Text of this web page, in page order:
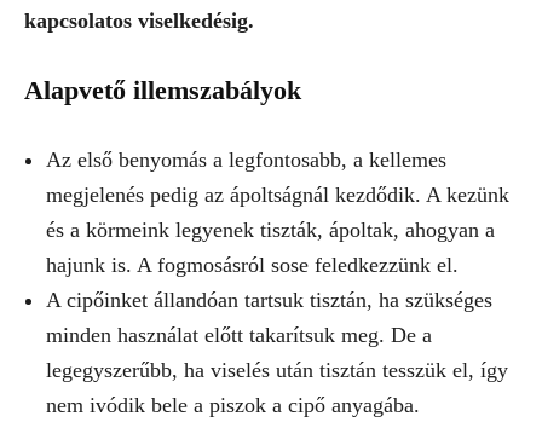
kapcsolatos viselkedésig.
Alapvető illemszabályok
Az első benyomás a legfontosabb, a kellemes
megjelenés pedig az ápoltságnál kezdődik. A kezünk
és a körmeink legyenek tiszták, ápoltak, ahogyan a
hajunk is. A fogmosásról sose feledkezzünk el.
A cipőinket állandóan tartsuk tisztán, ha szükséges
minden használat előtt takarítsuk meg. De a
legegyszerűbb, ha viselés után tisztán tesszük el, így
nem ivódik bele a piszok a cipő anyagába.